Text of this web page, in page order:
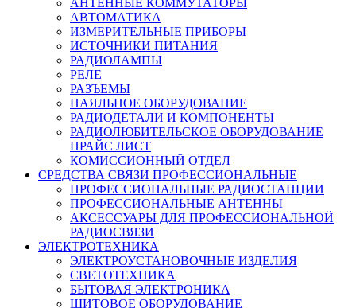
АВТОМАТИКА
ИЗМЕРИТЕЛЬНЫЕ ПРИБОРЫ
ИСТОЧНИКИ ПИТАНИЯ
РАДИОЛАМПЫ
РЕЛЕ
РАЗЪЕМЫ
ПАЯЛЬНОЕ ОБОРУДОВАНИЕ
РАДИОДЕТАЛИ И КОМПОНЕНТЫ
РАДИОЛЮБИТЕЛЬСКОЕ ОБОРУДОВАНИЕ
ПРАЙС ЛИСТ
КОМИССИОННЫЙ ОТДЕЛ
СРЕДСТВА СВЯЗИ ПРОФЕССИОНАЛЬНЫЕ
ПРОФЕССИОНАЛЬНЫЕ РАДИОСТАНЦИИ
ПРОФЕССИОНАЛЬНЫЕ АНТЕННЫ
АКСЕССУАРЫ ДЛЯ ПРОФЕССИОНАЛЬНОЙ
РАДИОСВЯЗИ
ЭЛЕКТРОТЕХНИКА
ЭЛЕКТРОУСТАНОВОЧНЫЕ ИЗДЕЛИЯ
СВЕТОТЕХНИКА
БЫТОВАЯ ЭЛЕКТРОНИКА
ЩИТОВОЕ ОБОРУДОВАНИЕ